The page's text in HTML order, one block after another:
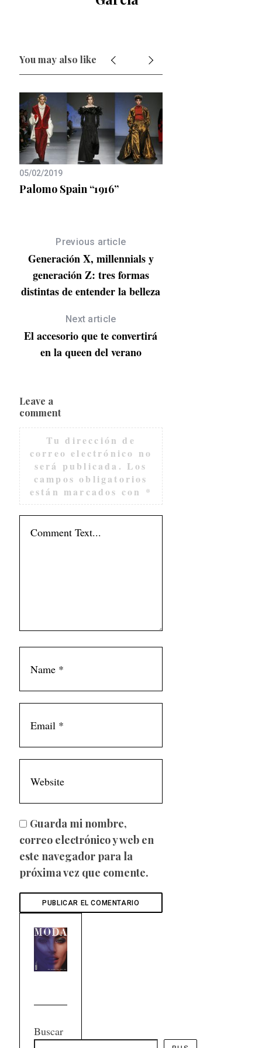
You may also like
05/02/2019
Palomo Spain “1916”
Previous article
Generación X, millennials y
generación Z: tres formas
distintas de entender la belleza
Next article
El accesorio que te convertirá
en la queen del verano
Leave a
comment
Tu dirección de
correo electrónico no
será publicada. Los
campos obligatorios
están marcados con *
Guarda mi nombre,
correo electrónico y web en
este navegador para la
próxima vez que comente.
Buscar